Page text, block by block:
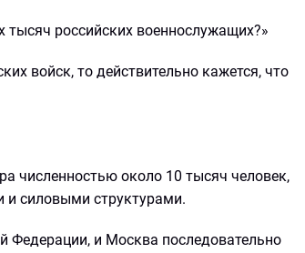
российских военнослужащих?»
войск, то действительно кажется, что
численностью около 10 тысяч человек,
и силовыми структурами.
Федерации, и Москва последовательно